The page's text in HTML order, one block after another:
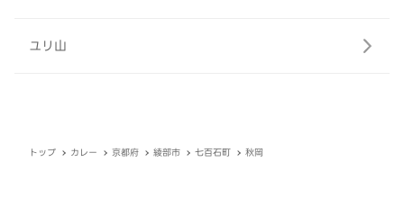
ユリ山
トップ カレー 京都府 綾部市 七百石町 秋岡